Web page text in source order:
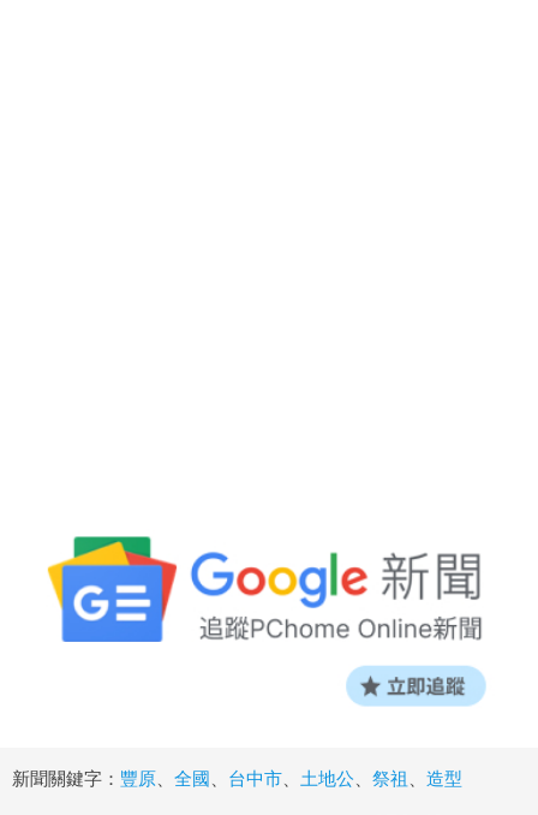
新聞關鍵字： 豐原、 全國、 台中市、 土地公、 祭祖 、 造型